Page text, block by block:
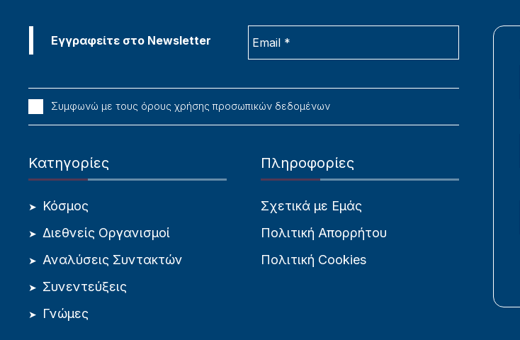
Συμφωνώ με τους όρους χρήσης προσωπικών δεδομένων
Κατηγορίες
Κόσμος
Διεθνείς Οργανισμοί
Αναλύσεις Συντακτών
Συνεντεύξεις
Γνώμες
Πληροφορίες
Σχετικά με Εμάς
Πολιτική Απορρήτου
Πολιτική Cookies